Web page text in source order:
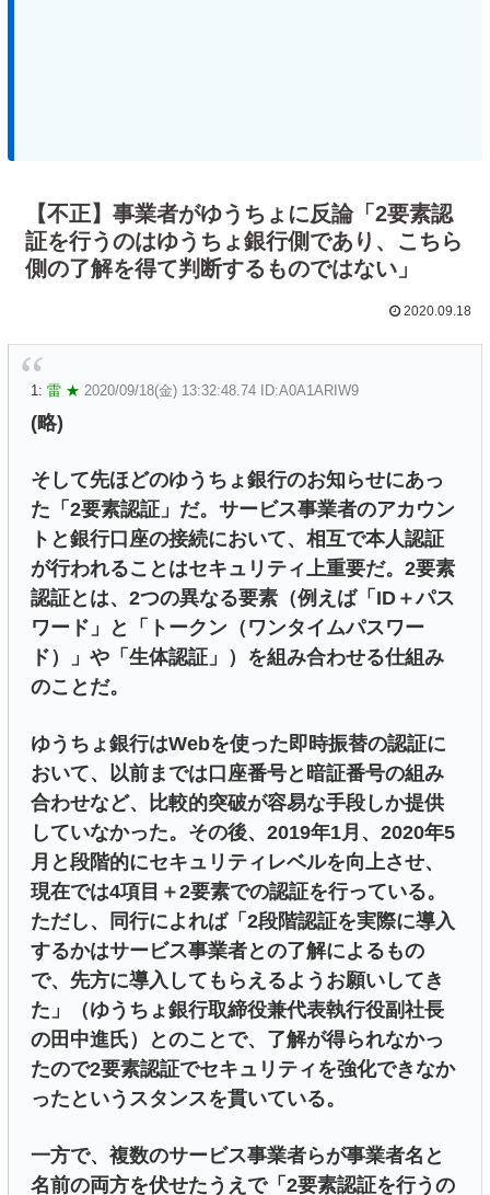
【不正】事業者がゆうちょに反論「2要素認
証を行うのはゆうちょ銀行側であり、こちら
側の了解を得て判断するものではない」
2020.09.18
1: 雷 ★ 2020/09/18(金) 13:32:48.74 ID:A0A1ARIW9
(略)
そして先ほどのゆうちょ銀行のお知らせにあっ
た「2要素認証」だ。サービス事業者のアカウン
トと銀行口座の接続において、相互で本人認証
が行われることはセキュリティ上重要だ。2要素
認証とは、2つの異なる要素（例えば「ID＋パス
ワード」と「トークン（ワンタイムパスワー
ド）」や「生体認証」）を組み合わせる仕組み
のことだ。
ゆうちょ銀行はWebを使った即時振替の認証に
おいて、以前までは口座番号と暗証番号の組み
合わせなど、比較的突破が容易な手段しか提供
していなかった。その後、2019年1月、2020年5
月と段階的にセキュリティレベルを向上させ、
現在では4項目＋2要素での認証を行っている。
ただし、同行によれば「2段階認証を実際に導入
するかはサービス事業者との了解によるもの
で、先方に導入してもらえるようお願いしてき
た」（ゆうちょ銀行取締役兼代表執行役副社長
の田中進氏）とのことで、了解が得られなかっ
たので2要素認証でセキュリティを強化できなか
ったというスタンスを貫いている。
一方で、複数のサービス事業者らが事業者名と
名前の両方を伏せたうえで「2要素認証を行うの